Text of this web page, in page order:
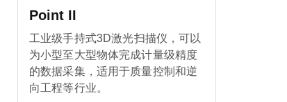
Point II
工业级手持式3D激光扫描仪，可以
为小型至大型物体完成计量级精度
的数据采集，适用于质量控制和逆
向工程等行业。